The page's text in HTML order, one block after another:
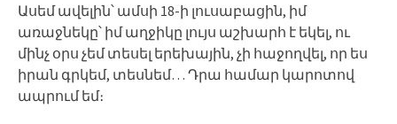
Ասեմ ավելին՝ ամսի 18-ի լուսաբացին, իմ
առաջնեկը՝ իմ աղջիկը լույս աշխարհ է եկել, ու
մինչ օրս չեմ տեսել երեխային, չի հաջողվել, որ ես
իրան գրկեմ, տեսնեմ… Դրա համար կարոտով
ապրում եմ։